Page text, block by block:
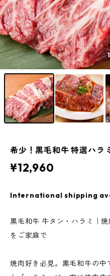
1
希少！黒毛和牛 特選ハラ
¥12,960
International shipping
黒毛和牛 牛タン・ハラミ｜
をご家庭で
焼肉好き必見。黒毛和牛の中